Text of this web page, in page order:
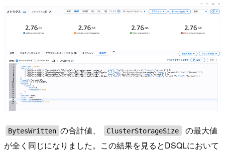
BytesWritten の合計値、 ClusterStorageSize
の最大値
が全く同じになりました。この結果を見るとDSQLにおいて